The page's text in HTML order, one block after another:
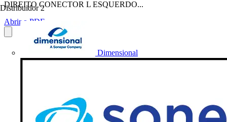
Distribuidor 2
Dimensional
DIREITO CONECTOR L ESQUERDO...
Abrir o PDF